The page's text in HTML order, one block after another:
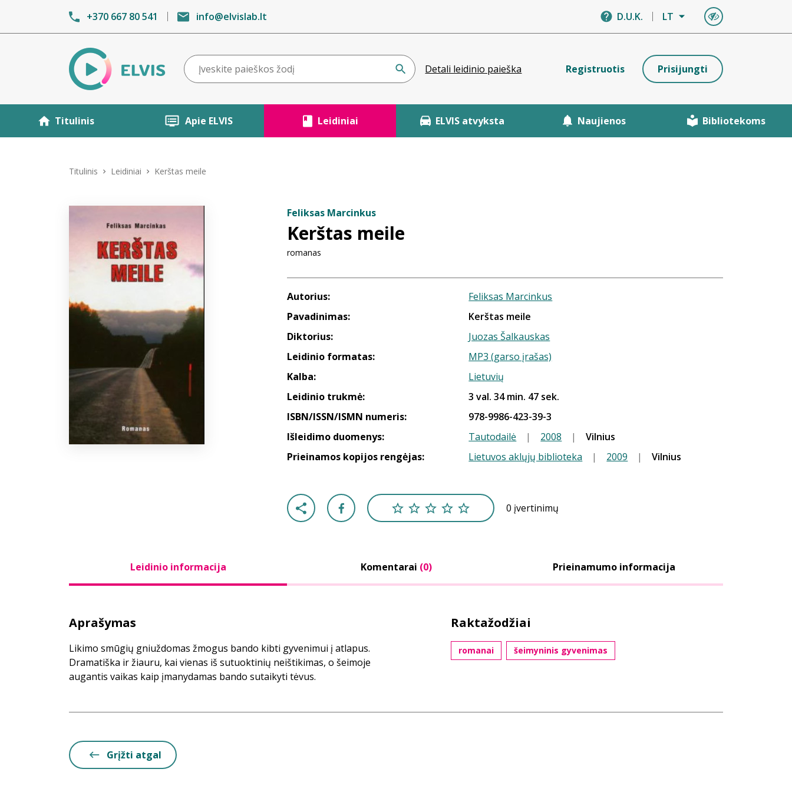
+370 667 80 541 info@elvislab.lt D.U.K. LT
Detali leidinio paieška Registruotis Prisijungti
Titulinis Apie ELVIS Leidiniai ELVIS atvyksta Naujienos Bibliotekoms
Titulinis Leidiniai Kerštas meile
Feliksas Marcinkus
Kerštas meile
romanas
Autorius:
Feliksas Marcinkus
Pavadinimas:
Kerštas meile
Diktorius:
Juozas Šalkauskas
Leidinio formatas:
MP3 (garso įrašas)
Kalba:
Lietuvių
Leidinio trukmė:
3 val. 34 min. 47 sek.
ISBN/ISSN/ISMN numeris:
978-9986-423-39-3
Išleidimo duomenys:
Tautodailė | 2008 |
Vilnius
Prieinamos kopijos rengėjas:
Lietuvos aklųjų biblioteka | 2009 | Vilnius
0 įvertinimų
Leidinio informacija Komentarai (0) Prieinamumo informacija
Aprašymas
Likimo smūgių gniuždomas žmogus bando kibti gyvenimui į atlapus.
Dramatiška ir žiauru, kai vienas iš sutuoktinių neištikimas, o šeimoje
augantis vaikas kaip įmanydamas bando sutaikyti tėvus.
Raktažodžiai
romanai šeimyninis gyvenimas
Grįžti atgal